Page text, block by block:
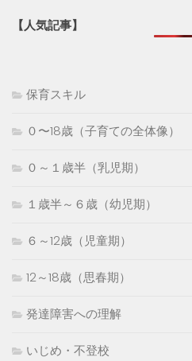
【人気記事】
保育スキル
０〜18歳（子育ての全体像）
０～１歳半（乳児期）
１歳半～６歳（幼児期）
６～12歳（児童期）
12～18歳（思春期）
発達障害への理解
いじめ・不登校